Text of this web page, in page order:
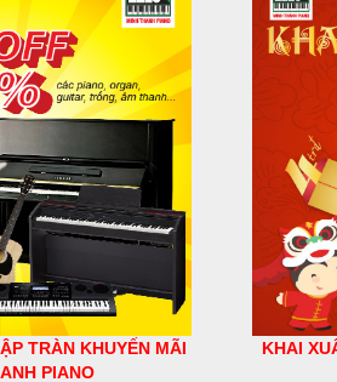
TRÀN KHUYẾN MÃI
PIANO
KHAI